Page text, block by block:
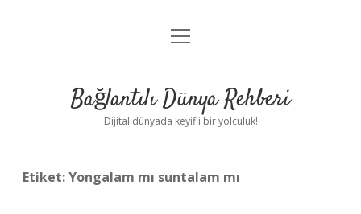
Anasayfa
Yasal Uyarı
menüyü
Bağlantılı Dünya Rehberi
Dijital dünyada keyifli bir yolculuk!
Etiket:Yongalam mı suntalam mı